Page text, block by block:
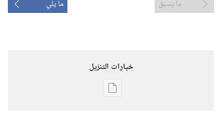
ما يسبق ما يلي
خيارات التنزيل
خيارات